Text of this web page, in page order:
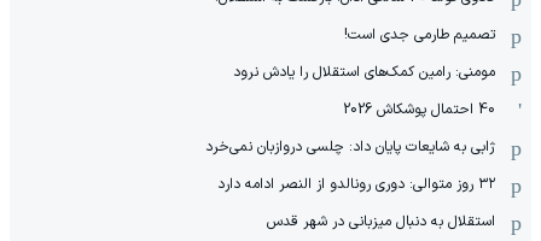
تصمیم طارمی جدی است!
مومنی: رامین کمک‌های استقلال را یادش نرود
40 احتمال پوشکاش 2026
ژابی به شایعات پایان داد: چلسی دروازبان نمی‌خرد
۳۲ روز متوالی: دوری رونالدو از النصر ادامه دارد
استقلال به دنبال میزبانی در شهر قدس